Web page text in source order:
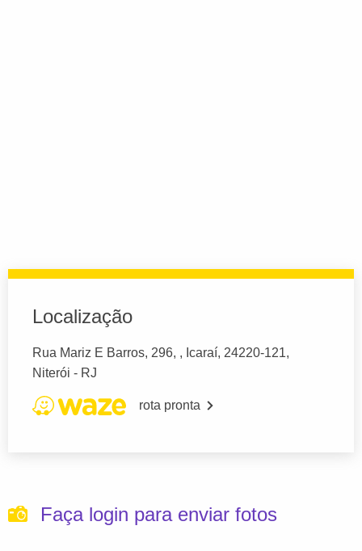
Localização
Rua Mariz E Barros, 296, , Icaraí, 24220-121,
Niterói - RJ
rota pronta
Faça login para enviar fotos